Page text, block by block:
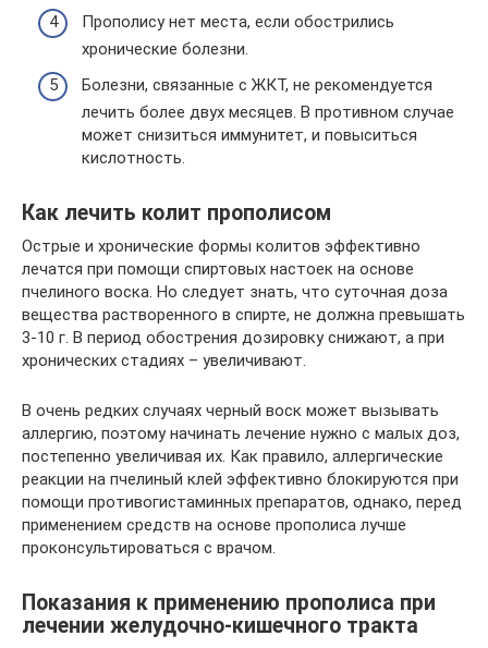
Прополису нет места, если обострились
хронические болезни.
Болезни, связанные с ЖКТ, не рекомендуется
лечить более двух месяцев. В противном случае
может снизиться иммунитет, и повыситься
кислотность.
Как лечить колит прополисом
Острые и хронические формы колитов эффективно
лечатся при помощи спиртовых настоек на основе
пчелиного воска. Но следует знать, что суточная доза
вещества растворенного в спирте, не должна превышать
3-10 г. В период обострения дозировку снижают, а при
хронических стадиях – увеличивают.
В очень редких случаях черный воск может вызывать
аллергию, поэтому начинать лечение нужно с малых доз,
постепенно увеличивая их. Как правило, аллергические
реакции на пчелиный клей эффективно блокируются при
помощи противогистаминных препаратов, однако, перед
применением средств на основе прополиса лучше
проконсультироваться с врачом.
Показания к применению прополиса при
лечении желудочно-кишечного тракта